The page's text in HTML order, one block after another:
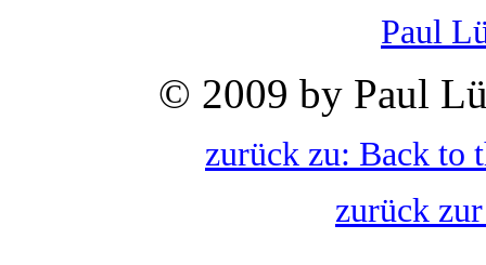
Paul
© 2009 by Paul
zurück zu: Back to
zurück